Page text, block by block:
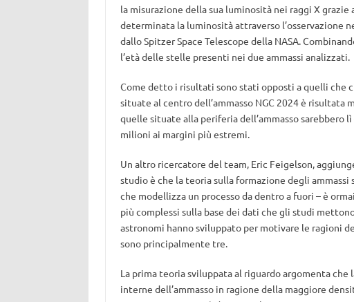
la misurazione della sua luminosità nei raggi X
determinata la luminosità attraverso l’osservazione
dallo Spitzer Space Telescope della NASA.
l’età delle stelle presenti nei due ammassi analizzati.
Come detto i risultati sono stati opposti a quelli che
situate al centro dell’ammasso NGC 2024 è risultata
quelle situate alla periferia dell’ammasso sarebbero lì
milioni ai margini più estremi.
Un altro ricercatore del team, Eric Feigelson,
studio è che la teoria sulla formazione degli
che modellizza un processo da dentro a fuori – è
più complessi sulla base dei dati che gli studi
astronomi hanno sviluppato per motivare le ragioni
sono principalmente tre.
La prima teoria sviluppata al riguardo argomenta
interne dell’ammasso in ragione della maggiore